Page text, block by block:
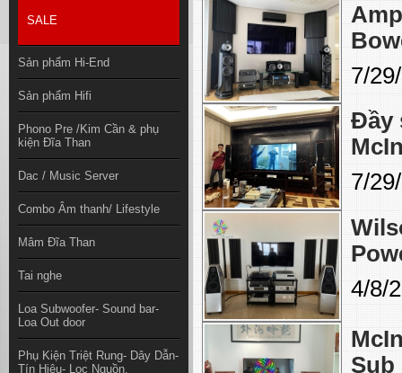
SALE
Sản phẩm Hi-End
Sản phẩm Hifi
Phono Pre /Kim Cần & phụ
kiện Đĩa Than
Dac / Music Server
Combo Âm thanh/ Lifestyle
Mâm Đĩa Than
Tai nghe
Loa Subwoofer- Sound bar-
Loa Out door
Phụ Kiện Triệt Rung- Dây Dẫn-
Tín Hiệu- Lọc Nguồn,
7/
Đầy
7/
4/8/
Sub